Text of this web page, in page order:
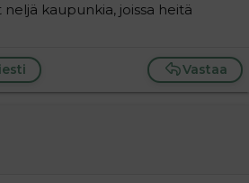
kaupunkia, joissa heitä
Vastaa